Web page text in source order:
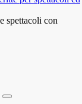
spettacoli con